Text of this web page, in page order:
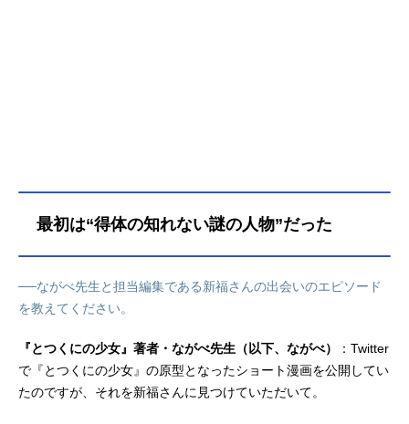
最初は“得体の知れない謎の人物”だった
──ながべ先生と担当編集である新福さんの出会いのエピソード
を教えてください。
『とつくにの少女』著者・ながべ先生（以下、ながべ）
：Twitter
で『とつくにの少女』の原型となったショート漫画を公開してい
たのですが、それを新福さんに見つけていただいて。